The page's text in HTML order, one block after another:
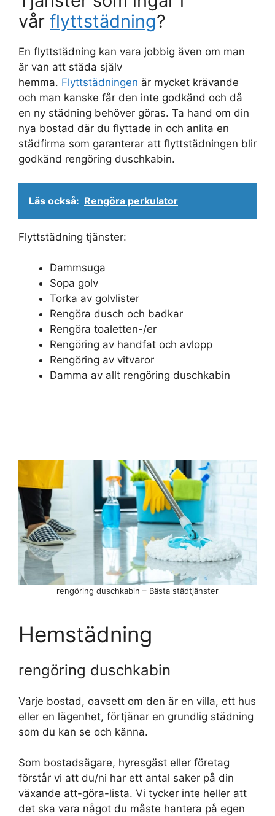
vår flyttstädning?
En flyttstädning kan vara jobbig även om man
är van att städa själv
hemma. Flyttstädningen är mycket krävande
och man kanske får den inte godkänd och då
en ny städning behöver göras. Ta hand om din
nya bostad där du flyttade in och anlita en
städfirma som garanterar att flyttstädningen blir
godkänd rengöring duschkabin.
Läs också: Rengöra perkulator
Flyttstädning tjänster:
Dammsuga
Sopa golv
Torka av golvlister
Rengöra dusch och badkar
Rengöra toaletten-/er
Rengöring av handfat och avlopp
Rengöring av vitvaror
Damma av allt rengöring duschkabin
rengöring duschkabin – Bästa städtjänster
Hemstädning
rengöring duschkabin
Varje bostad, oavsett om den är en villa, ett hus
eller en lägenhet, förtjänar en grundlig städning
som du kan se och känna.
Som bostadsägare, hyresgäst eller företag
förstår vi att du/ni har ett antal saker på din
växande att-göra-lista. Vi tycker inte heller att
det ska vara något du måste hantera på egen